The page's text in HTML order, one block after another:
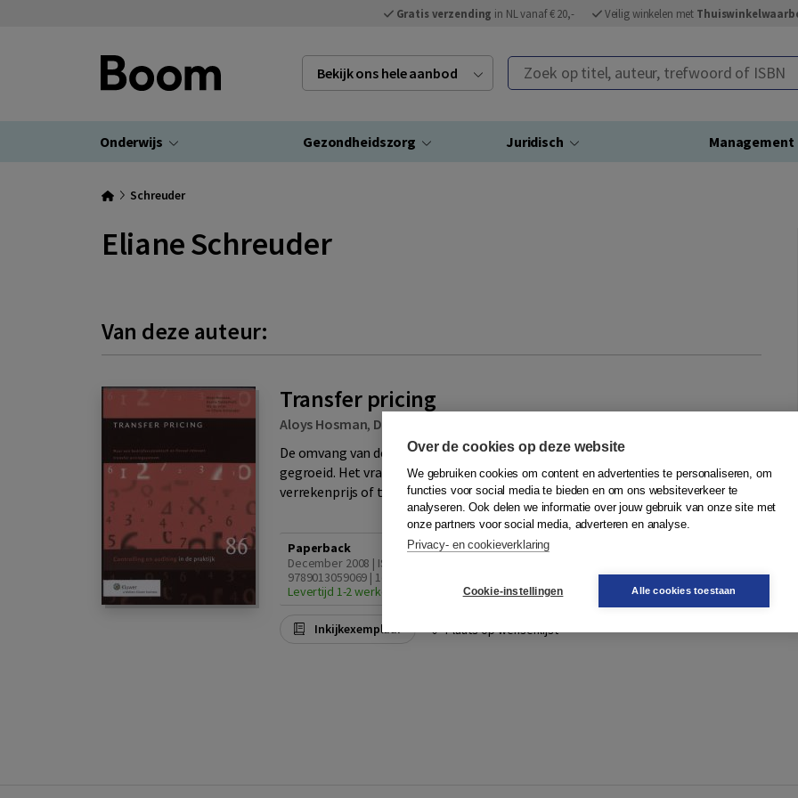
Gratis verzending in NL vanaf € 20,- Veilig winkelen met
Bekijk ons hele aanbod Zoek op titel, auteur, trefwoord of ISBN
Onderwijs Gezondheidszorg Juridisch Management
Schreuder
Eliane Schreuder
Van deze auteur:
Transfer pricing
Aloys Hosman, Danny Oosterhoff
De omvang van de handel binnen ondernemingen is de afgelopen jaren sterk
gegroeid. Het vraagstuk van de prijs voor deze goederen of diensten, de interne
verrekenprijs of transfer price, is van bela...Meer
Paperback
December 2008 | ISBN
9789013059069 | 1e druk
Levertijd 1-2 werkdagen
Inkijkexemplaar Plaats op wensenlijst
Over de cookies op deze website
We gebruiken cookies om content en advertenties te personaliseren, om
functies voor social media te bieden en om ons websiteverkeer te
analyseren. Ook delen we informatie over jouw gebruik van onze site met
onze partners voor social media, adverteren en analyse.
Privacy- en cookieverklaring
Cookie-instellingen Alle cookies toestaan